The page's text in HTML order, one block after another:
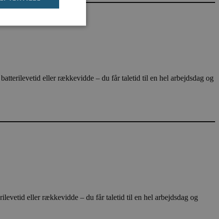
eller rækkevidde – du får taletid til en hel arbejdsdag og
eller rækkevidde – du får taletid til en hel arbejdsdag og